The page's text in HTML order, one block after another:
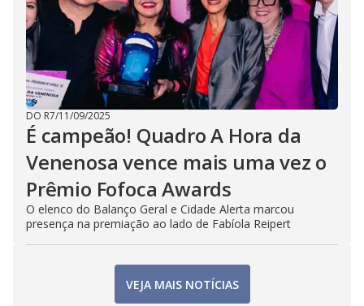
DO R7/11/09/2025
É campeão! Quadro A Hora da
Venenosa vence mais uma vez o
Prêmio Fofoca Awards
O elenco do Balanço Geral e Cidade Alerta marcou
presença na premiação ao lado de Fabíola Reipert
VEJA MAIS NOTÍCIAS